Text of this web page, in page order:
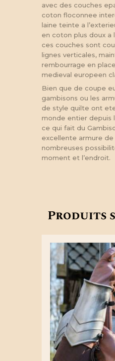
avec des couches
coton floconnee
laine teinte a
en coton plus doux a
ces couches sont
lignes verticales,
rembourrage en
medieval europeen
Bien que de coupe
gambisons ou les
de style quilte ont
monde entier depuis
ce qui fait du
excellente armure
nombreuses
moment et l’endroit.
Produits